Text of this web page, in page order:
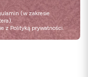
(w zakresie
z Polityką prywatności.